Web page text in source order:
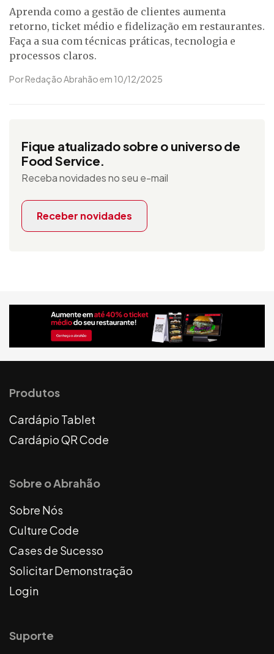
Aprenda como a gestão de clientes aumenta
retorno, ticket médio e fidelização em restaurantes.
Faça a sua com técnicas práticas, tecnologia e
processos claros.
Por Redação Abrahão em 10/12/2025
Fique atualizado sobre o universo de
Food Service.
Receba novidades no seu e-mail
Receber novidades
Produtos
Cardápio Tablet
Cardápio QR Code
Sobre o Abrahão
Sobre Nós
Culture Code
Cases de Sucesso
Solicitar Demonstração
Login
Suporte